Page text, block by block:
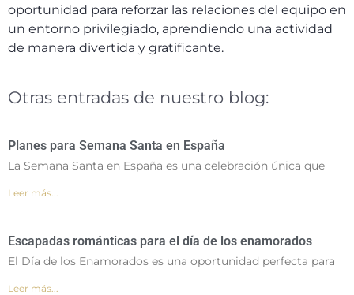
oportunidad para reforzar las relaciones del equipo en
un entorno privilegiado, aprendiendo una actividad
de manera divertida y gratificante.
Otras entradas de nuestro blog:
Planes para Semana Santa en España
La Semana Santa en España es una celebración única que
Leer más...
Escapadas románticas para el día de los enamorados
El Día de los Enamorados es una oportunidad perfecta para
Leer más...